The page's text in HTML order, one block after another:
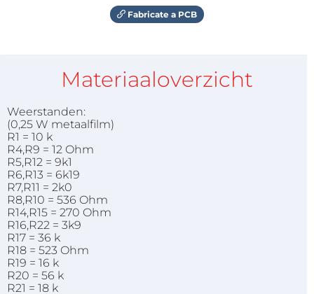
Fabricate a PCB
Materiaaloverzicht
Weerstanden:
(0,25 W metaalfilm)
R1 = 10 k
R4,R9 = 12 Ohm
R5,R12 = 9k1
R6,R13 = 6k19
R7,R11 = 2k0
R8,R10 = 536 Ohm
R14,R15 = 270 Ohm
R16,R22 = 3k9
R17 = 36 k
R18 = 523 Ohm
R19 = 16 k
R20 = 56 k
R21 = 18 k